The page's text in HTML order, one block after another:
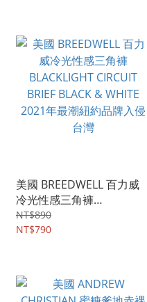
美國 BREEDWELL 百力威
冷光性感三角褲
BLACKLIGHT CIRCUIT
BRIEF BLACK & WHITE
NT$890
NT$790